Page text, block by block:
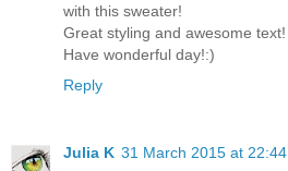
with this sweater!
Great styling and awesome text!
Have wonderful day!:)
Reply
Julia K 31 March 2015 at 22:44